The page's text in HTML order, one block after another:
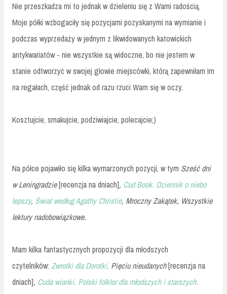
Nie przeszkadza mi to jednak w dzieleniu się z Wami radością.
Moje półki wzbogaciły się pozycjami pozyskanymi na wymianie i
podczas wyprzedaży w jednym z likwidowanych katowickich
antykwariatów - nie wszystkie są widoczne, bo nie jestem w
stanie odtworzyć w swojej głowie miejscówki, którą zapewniłam im
na regałach, część jednak od razu rzuci Wam się w oczy.
Kosztujcie, smakujcie, podziwiajcie, polecajcie;)
Na półce pojawiło się kilka wymarzonych pozycji, w tym Sześć dni
w Leningradzie[recenzja na dniach], Cud Book. Dziennik o niebo
lepszy, Świat według Agathy Christie, Mroczny Zakątek, Wszystkie
lektury nadobowiązkowe.
Mam kilka fantastycznych propozycji dla młodszych
czytelników: Zwrotki dla Dorotki, Pięciu nieudanych[recenzja na
dniach], Cuda wianki. Polski folklor dla młodszych i starszych.